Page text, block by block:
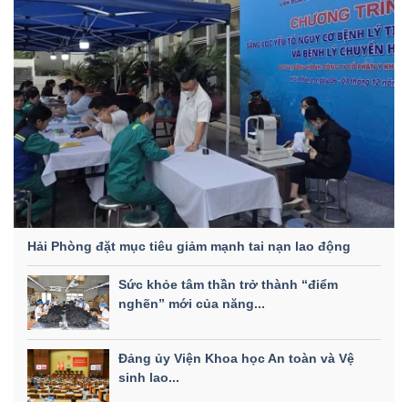
Hải Phòng đặt mục tiêu giảm mạnh tai nạn lao động
Sức khỏe tâm thần trở thành “điểm
nghẽn” mới của năng...
Đảng ủy Viện Khoa học An toàn và Vệ
sinh lao...